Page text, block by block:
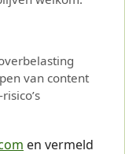
van content
en vermeld